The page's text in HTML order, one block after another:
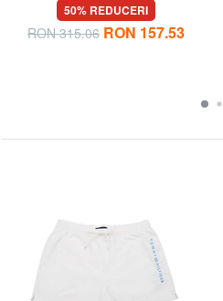
50% REDUCERI
RON 315.06 RON 157.53